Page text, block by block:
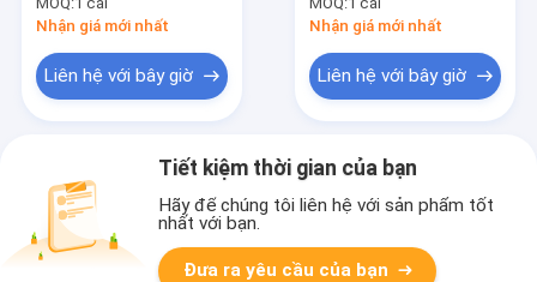
dài
Nhận giá mới nhất
Liên hệ với bây giờ
Fittings
Nhận giá mới nhất
Liên hệ với bây giờ
Tiết kiệm thời gian của bạn
Hãy để chúng tôi liên hệ với sản phẩm tốt
nhất với bạn.
Đưa ra yêu cầu của bạn